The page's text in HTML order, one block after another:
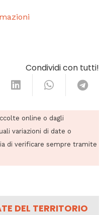
Condividi con tutti!
online o dagli
variazioni di date o
di verificare sempre tramite
DEL TERRITORIO